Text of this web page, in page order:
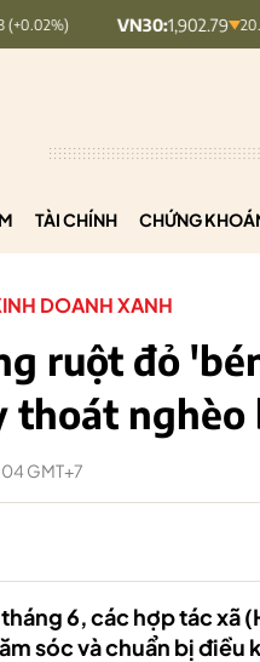
VN30:1,902.79 20.7 (1.08%)
TÀI CHÍNH CHỨNG
DOANH XANH
ruột đỏ
thoát nghèo
GMT+7
6, các hợp tác xã
sóc và chuẩn bị điều